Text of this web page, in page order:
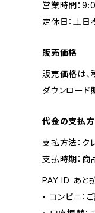
営業時間：
定休日：土日
販売価格
販売価格は、
ダウンロード
代金の支払方
支払方法：ク
支払時期：商
PAY ID あと
・ コンビニ：